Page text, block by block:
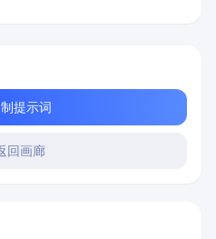
提示词
回画廊